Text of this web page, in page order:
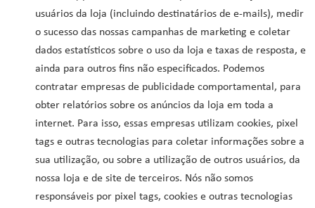
usuários da loja (incluindo destinatários de e-mails), medir
o sucesso das nossas campanhas de marketing e coletar
dados estatísticos sobre o uso da loja e taxas de resposta, e
ainda para outros fins não especificados. Podemos
contratar empresas de publicidade comportamental, para
obter relatórios sobre os anúncios da loja em toda a
internet. Para isso, essas empresas utilizam cookies, pixel
tags e outras tecnologias para coletar informações sobre a
sua utilização, ou sobre a utilização de outros usuários, da
nossa loja e de site de terceiros. Nós não somos
responsáveis por pixel tags, cookies e outras tecnologias